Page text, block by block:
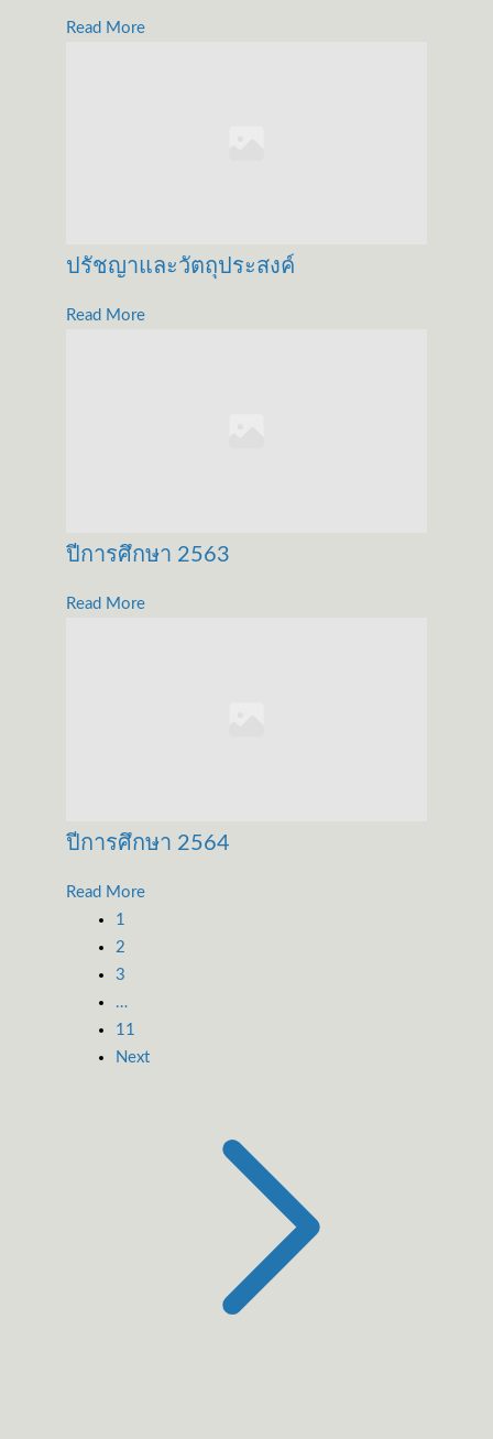
Read More
ปรัชญาและวัตถุประสงค์
Read More
ปีการศึกษา 2563
Read More
ปีการศึกษา 2564
Read More
1
2
3
…
11
Next